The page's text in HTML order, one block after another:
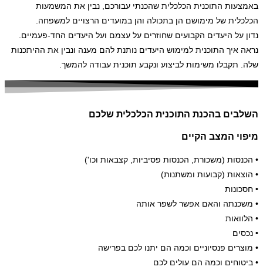
באמצעות התוכנית הכלכלית שהכנתי עבורכם, נבין את המשמעות
הכלכלית של מימושם הן בתכולה והן במועדים הרצויים למשפחה.
נדון על היעדים הקבועים שחוזרים על עצמם ועל היעדים החד-פעמיים.
נראה איך התוכנית למימוש היעדים נותנת להם מענה ונבין את ההיתכנות
שלה. תקבלו משימות לביצוע ונקבע תוכנית עבודה להמשך.
השלבים בהכנת התוכנית הכלכלית שלכם
מיפוי המצב הקיים
• הכנסות (משכורת, הכנסות פסיביות, קצבאות וכו')
• הוצאות (קבועות ומשתנות)
• חסכונות
• משכנתה והאם אפשר לשפר אותה
• הלוואות
• נכסים
• מוצרים פנסיוניים וכמה הם יתנו לכם בפרישה
• ביטוחים וכמה הם עולים לכם